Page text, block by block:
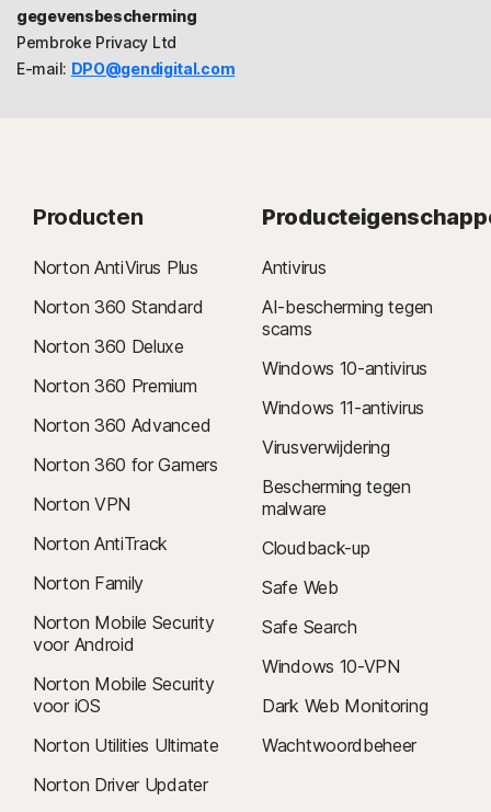
gegevensbescherming
Pembroke Privacy Ltd
E-mail: DPO@gendigital.com
Producten
Norton AntiVirus Plus
Norton 360 Standard
Norton 360 Deluxe
Norton 360 Premium
Norton 360 Advanced
Norton 360 for Gamers
Norton VPN
Norton AntiTrack
Norton Family
Norton Mobile Security
voor Android
Norton Mobile Security
voor iOS
Norton Utilities Ultimate
Norton Driver Updater
Antivirus
AI-bescherming tegen
scams
Windows 10-antivirus
Windows 11-antivirus
Virusverwijdering
Bescherming tegen
malware
Cloudback-up
Safe Web
Safe Search
Windows 10-VPN
Dark Web Monitoring
Wachtwoordbeheer